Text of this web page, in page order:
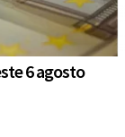
6 agosto